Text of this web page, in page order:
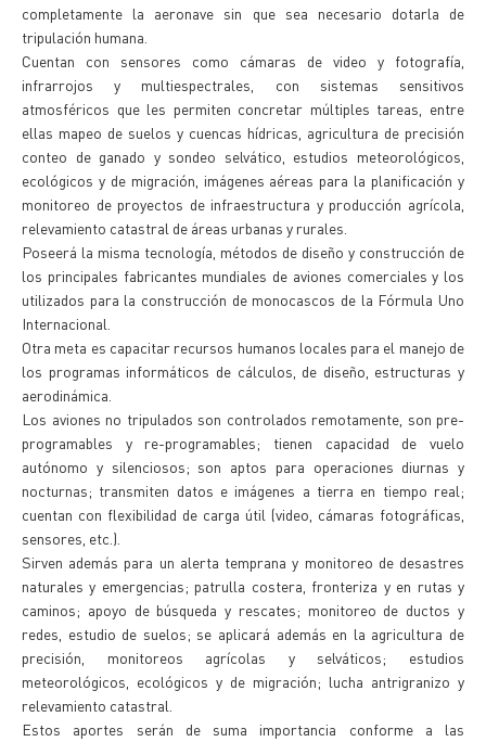
completamente la aeronave sin que sea necesario dotarla de
tripulación humana.
Cuentan con sensores como cámaras de video y fotografía,
infrarrojos y multiespectrales, con sistemas sensitivos
atmosféricos que les permiten concretar múltiples tareas, entre
ellas mapeo de suelos y cuencas hídricas, agricultura de precisión
conteo de ganado y sondeo selvático, estudios meteorológicos,
ecológicos y de migración, imágenes aéreas para la planificación y
monitoreo de proyectos de infraestructura y producción agrícola,
relevamiento catastral de áreas urbanas y rurales.
Poseerá la misma tecnología, métodos de diseño y construcción de
los principales fabricantes mundiales de aviones comerciales y los
utilizados para la construcción de monocascos de la Fórmula Uno
Internacional.
Otra meta es capacitar recursos humanos locales para el manejo de
los programas informáticos de cálculos, de diseño, estructuras y
aerodinámica.
Los aviones no tripulados son controlados remotamente, son pre-
programables y re-programables; tienen capacidad de vuelo
autónomo y silenciosos; son aptos para operaciones diurnas y
nocturnas; transmiten datos e imágenes a tierra en tiempo real;
cuentan con flexibilidad de carga útil (video, cámaras fotográficas,
sensores, etc.).
Sirven además para un alerta temprana y monitoreo de desastres
naturales y emergencias; patrulla costera, fronteriza y en rutas y
caminos; apoyo de búsqueda y rescates; monitoreo de ductos y
redes, estudio de suelos; se aplicará además en la agricultura de
precisión, monitoreos agrícolas y selváticos; estudios
meteorológicos, ecológicos y de migración; lucha antrigranizo y
relevamiento catastral.
Estos aportes serán de suma importancia conforme a las